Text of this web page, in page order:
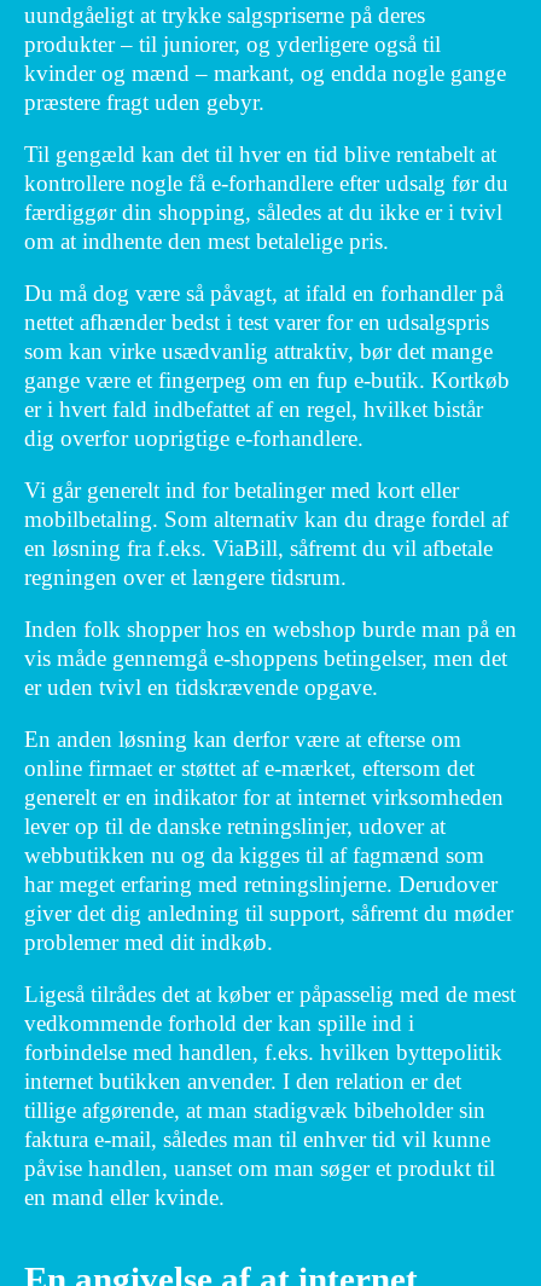
uundgåeligt at trykke salgspriserne på deres
produkter – til juniorer, og yderligere også til
kvinder og mænd – markant, og endda nogle gange
præstere fragt uden gebyr.
Til gengæld kan det til hver en tid blive rentabelt at
kontrollere nogle få e-forhandlere efter udsalg før du
færdiggør din shopping, således at du ikke er i tvivl
om at indhente den mest betalelige pris.
Du må dog være så påvagt, at ifald en forhandler på
nettet afhænder bedst i test varer for en udsalgspris
som kan virke usædvanlig attraktiv, bør det mange
gange være et fingerpeg om en fup e-butik. Kortkøb
er i hvert fald indbefattet af en regel, hvilket bistår
dig overfor uoprigtige e-forhandlere.
Vi går generelt ind for betalinger med kort eller
mobilbetaling. Som alternativ kan du drage fordel af
en løsning fra f.eks. ViaBill, såfremt du vil afbetale
regningen over et længere tidsrum.
Inden folk shopper hos en webshop burde man på en
vis måde gennemgå e-shoppens betingelser, men det
er uden tvivl en tidskrævende opgave.
En anden løsning kan derfor være at efterse om
online firmaet er støttet af e-mærket, eftersom det
generelt er en indikator for at internet virksomheden
lever op til de danske retningslinjer, udover at
webbutikken nu og da kigges til af fagmænd som
har meget erfaring med retningslinjerne. Derudover
giver det dig anledning til support, såfremt du møder
problemer med dit indkøb.
Ligeså tilrådes det at køber er påpasselig med de mest
vedkommende forhold der kan spille ind i
forbindelse med handlen, f.eks. hvilken byttepolitik
internet butikken anvender. I den relation er det
tillige afgørende, at man stadigvæk bibeholder sin
faktura e-mail, således man til enhver tid vil kunne
påvise handlen, uanset om man søger et produkt til
en mand eller kvinde.